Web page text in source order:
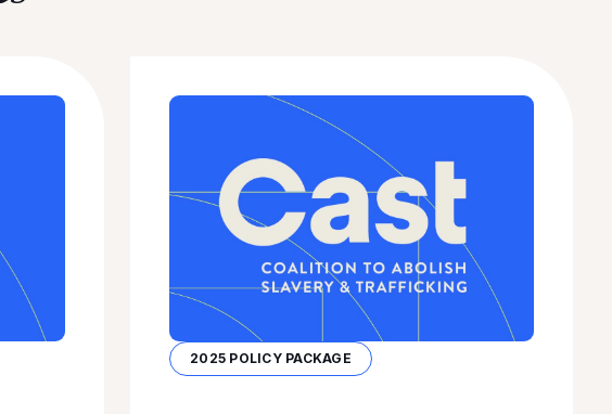
2025 POLICY PACKAGE